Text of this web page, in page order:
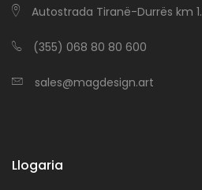
Autostrada Tiranë-Durrës km 1.
(355) 068 80 80 600
sales@magdesign.art
Llogaria